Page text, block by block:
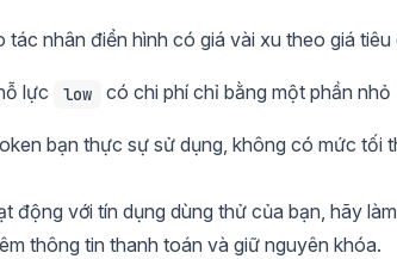
nhân điển hình có giá vài xu theo giá tiêu
lực low có chi phí chỉ bằng một phần nhỏ
bạn thực sự sử dụng, không có mức tối
động với tín dụng dùng thử của bạn, hãy
thông tin thanh toán và giữ nguyên khóa.